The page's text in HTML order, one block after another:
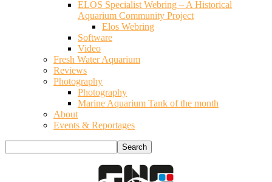
ELOS Specialist Webring – A Historical
Aquarium Community Project
Elos Webring
Software
Video
Fresh Water Aquarium
Reviews
Photography
Photography
Marine Aquarium Tank of the month
About
Events & Reportages